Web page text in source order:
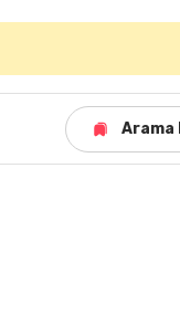
Arama